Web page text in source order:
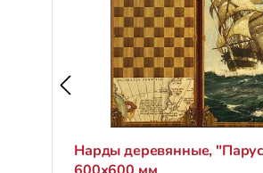
Нарды деревянные,